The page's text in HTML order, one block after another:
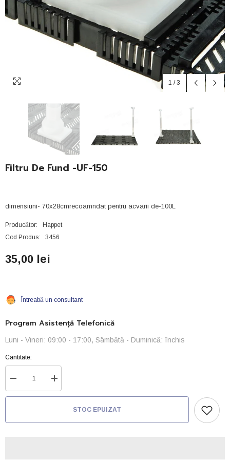
1 / 3
Filtru De Fund -UF-150
dimensiuni- 70x28cmrecoamndat pentru acvarii de-100L
Producător:
Happet
Cod Produs:
3456
35,00 lei
Întreabă un consultant
Program Asistență Telefonică
Luni - Vineri: 09:00 - 17:00, Sâmbătă - Duminică: închis
Cantitate:
Reduceți
cantitatea
pentru
Creșteți
cantitatea
pentru
STOC EPUIZAT